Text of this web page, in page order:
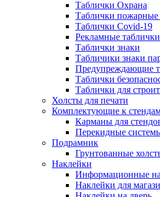
Таблички Охрана
Таблички пожарные
Таблички Covid-19
Рекламные таблички
Таблички знаки
Табличики знаки
Предупреждающие
Таблички
Таблички для
Холсты для печати
Комплектующие к
Карманы для
Перекидные
Подрамник
Грунтованные
Наклейки
Информационные
Наклейки для